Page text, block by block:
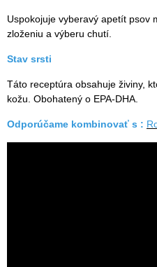
Uspokojuje vyberavý apetít psov
zloženiu a výberu chutí.
Stav srsti
Táto receptúra obsahuje živiny,
kožu. Obohatený o EPA-DHA.
Odporúčame kombinovať s :